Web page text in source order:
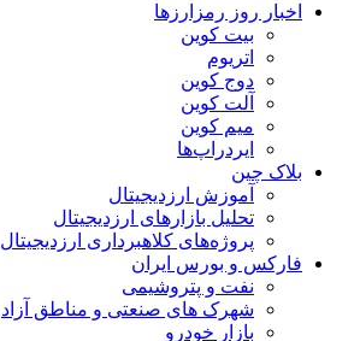
اخبار روز رمزارزها
بیت کوین
اتریوم
دوج کوین
آلت کوین
میم کوین‌
ایردراپ‌ها
بلاک چین
آموزش ارزدیجیتال
تحلیل بازارهای ارزدیجیتال
پروژه‌های کلاهبرداری ارزدیجیتال
فارکس و بورس ایران
نفت و پتروشیمی
شهرک های صنعتی و مناطق آزاد
بازار خودرو